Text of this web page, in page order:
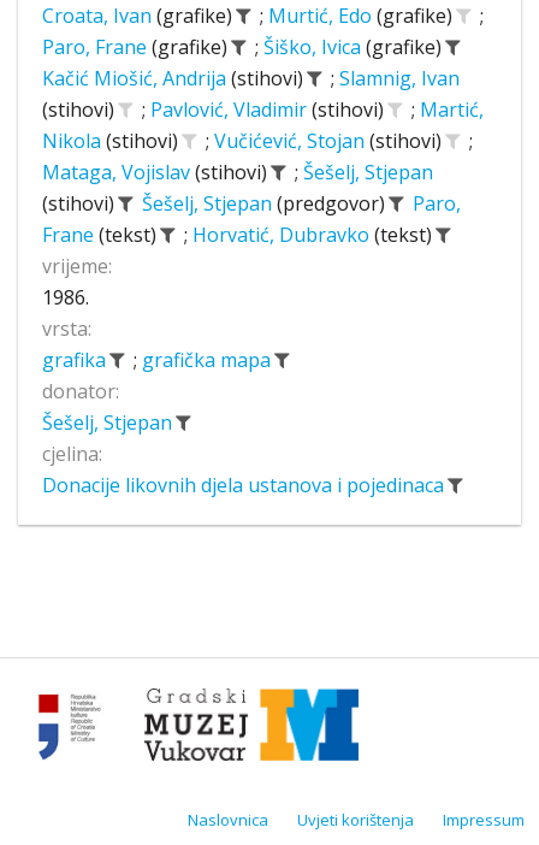
Croata, Ivan (grafike) ; Murtić, Edo (grafike)
;
Paro, Frane (grafike) ; Šiško, Ivica (grafike)
Kačić Miošić, Andrija (stihovi) ; Slamnig, Ivan
(stihovi)
; Pavlović, Vladimir(stihovi) ; Martić,
Nikola (stihovi) ; Vučićević, Stojan (stihovi)
;
Mataga, Vojislav(stihovi) ; Šešelj, Stjepan
(stihovi)
Šešelj, Stjepan (predgovor)
Paro,
Frane (tekst) ; Horvatić, Dubravko (tekst)
vrijeme:
1986.
vrsta:
grafika
; grafička mapa
donator:
Šešelj, Stjepan
cjelina:
Donacije likovnih djela ustanova i pojedinaca
Naslovnica Uvjeti korištenja Impressum